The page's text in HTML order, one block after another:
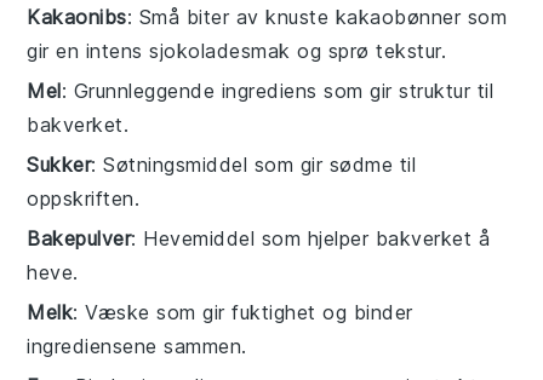
Kakaonibs: Små biter av knuste kakaobønner som
gir en intens sjokoladesmak og sprø tekstur.
Mel: Grunnleggende ingrediens som gir struktur til
bakverket.
Sukker: Søtningsmiddel som gir sødme til
oppskriften.
Bakepulver: Hevemiddel som hjelper bakverket å
heve.
Melk: Væske som gir fuktighet og binder
ingrediensene sammen.